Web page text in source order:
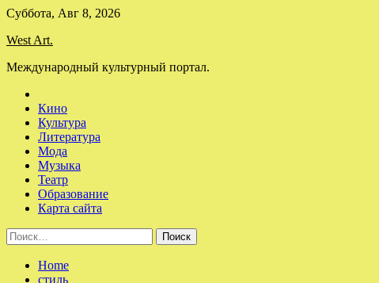
Skip
content
Суббота, Авг 8, 2026
West Art.
Международный культурный портал.
Кино
Культура
Литература
Мода
Музыка
Театр
Образование
Карта сайта
Найти:
Home
стиль